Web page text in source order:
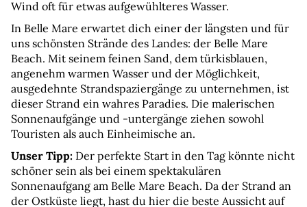
Wind oft für etwas aufgewühlteres Wasser.
In Belle Mare erwartet dich einer der längsten und für
uns schönsten Strände des Landes: der Belle Mare
Beach. Mit seinem feinen Sand, dem türkisblauen,
angenehm warmen Wasser und der Möglichkeit,
ausgedehnte Strandspaziergänge zu unternehmen, ist
dieser Strand ein wahres Paradies. Die malerischen
Sonnenaufgänge und -untergänge ziehen sowohl
Touristen als auch Einheimische an.
Unser Tipp: Der perfekte Start in den Tag könnte nicht
schöner sein als bei einem spektakulären
Sonnenaufgang am Belle Mare Beach. Da der Strand an
der Ostküste liegt, hast du hier die beste Aussicht auf